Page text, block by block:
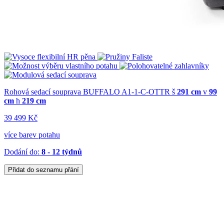
Rohová sedací souprava BUFFALO A1-1-C-OTTR š 291 cm v 99
cm h 219 cm
39 499 Kč
více barev potahu
Dodání do: 8 - 12 týdnů
Přidat do seznamu přání